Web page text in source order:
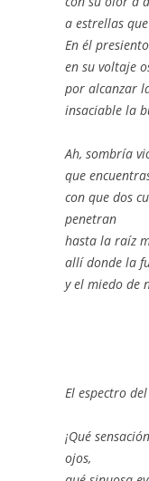
a estrellas
En él
en su voltaje
por alcanzar
insaciable la
Ah, sombría
que
con que dos
penetran
hasta la raíz
allí donde la
y el miedo de
El espectro
¡Qué
ojos,